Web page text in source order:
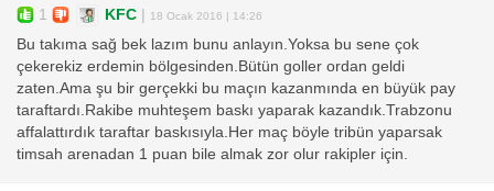
1 KFC | 18 Ocak 2016 | 14:26
Bu takıma sağ bek lazım bunu anlayın.Yoksa bu sene çok
çekerekiz erdemin bölgesinden.Bütün goller ordan geldi
zaten.Ama şu bir gerçekki bu maçın kazanmında en büyük pay
taraftardı.Rakibe muhteşem baskı yaparak kazandık.Trabzonu
affalattırdık taraftar baskısıyla.Her maç böyle tribün yaparsak
timsah arenadan 1 puan bile almak zor olur rakipler için.